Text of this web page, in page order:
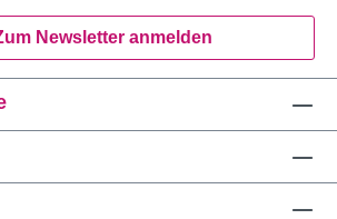
Newsletter anmelden